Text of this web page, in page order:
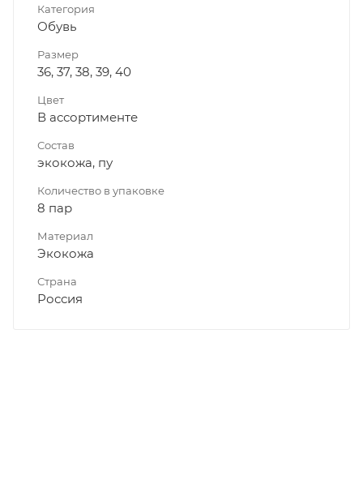
Категория
Обувь
Размер
36, 37, 38, 39, 40
Цвет
В ассортименте
Состав
экокожа, пу
Количество в упаковке
8 пар
Материал
Экокожа
Страна
Россия